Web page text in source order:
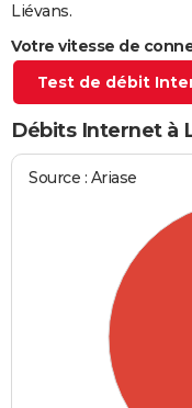
S'inscrire
Se connecter
Lycées
Collèges
Primaires
Universités
Entreprises
Service militaire
Avis de recherche
Bricolage
Lifestyle
Culture
Sport
Auto
Television
Voyage
Cinema
Liévans.
Votre vitesse de
Test de débit
Débits Internet à
Source : Ariase